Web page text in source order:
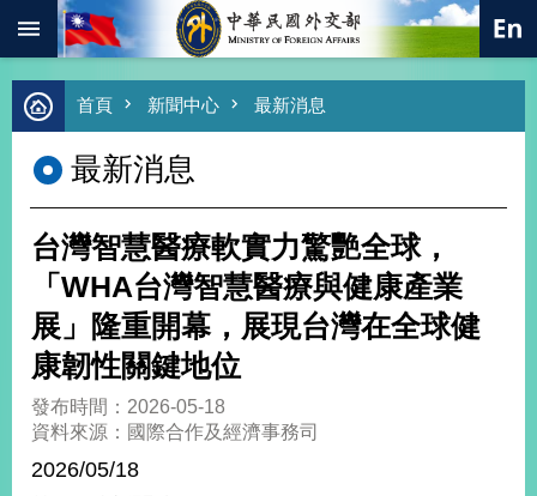
跳到主要內容區塊
進
階
尋
熱
總
合
外
交
價
值
首頁 新聞中心 最新消息
最新消息
台灣智慧醫療軟實力驚艷全球，
「WHA台灣智慧醫療與健康產業
展」隆重開幕，展現台灣在全球健
康韌性關鍵地位
發布時間：2026-05-18
資料來源：國際合作及經濟事務司
2026/05/18